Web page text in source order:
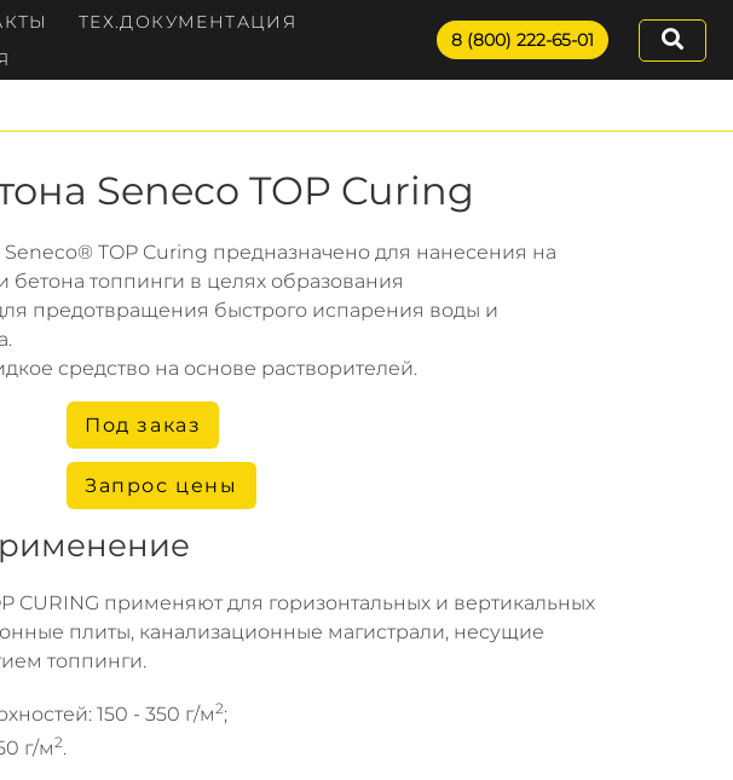
ТЕХ.ДОКУМЕНТАЦИЯ
8 (800) 222-65-01
Seneco TOP Curing
Seneco® TOP Curing предназначено для нанесения на
топпинги в целях образования
предотвращения быстрого испарения воды и
средство на основе растворителей.
Под заказ
Запрос цены
CURING применяют для горизонтальных и вертикальных
плиты, канализационные магистрали, несущие
топпинги.
150 - 350 г/м2;
г/м2.